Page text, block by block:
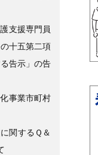
支援専門員
十五第二項
告示」の告
事業市町村
関するＱ＆